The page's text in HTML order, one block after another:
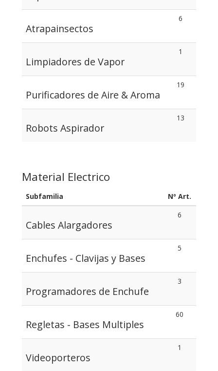
Atrapainsectos
6
Limpiadores de Vapor
1
Purificadores de Aire & Aroma
19
Robots Aspirador
13
Material Electrico
Subfamilia Nº Art.
Cables Alargadores
6
Enchufes - Clavijas y Bases
5
Programadores de Enchufe
3
Regletas - Bases Multiples
60
Videoporteros
1